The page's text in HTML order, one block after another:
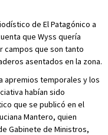
de El Patagónico a
que Wyss quería
campos que son tanto
asentados en la zona.
apremios temporales y los
habían sido
que se publicó en el
Mantero, quien
Gabinete de Ministros,